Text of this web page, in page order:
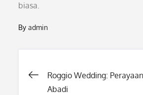
biasa.
Byadmin
Post
Roggio Wedding:
Abadi